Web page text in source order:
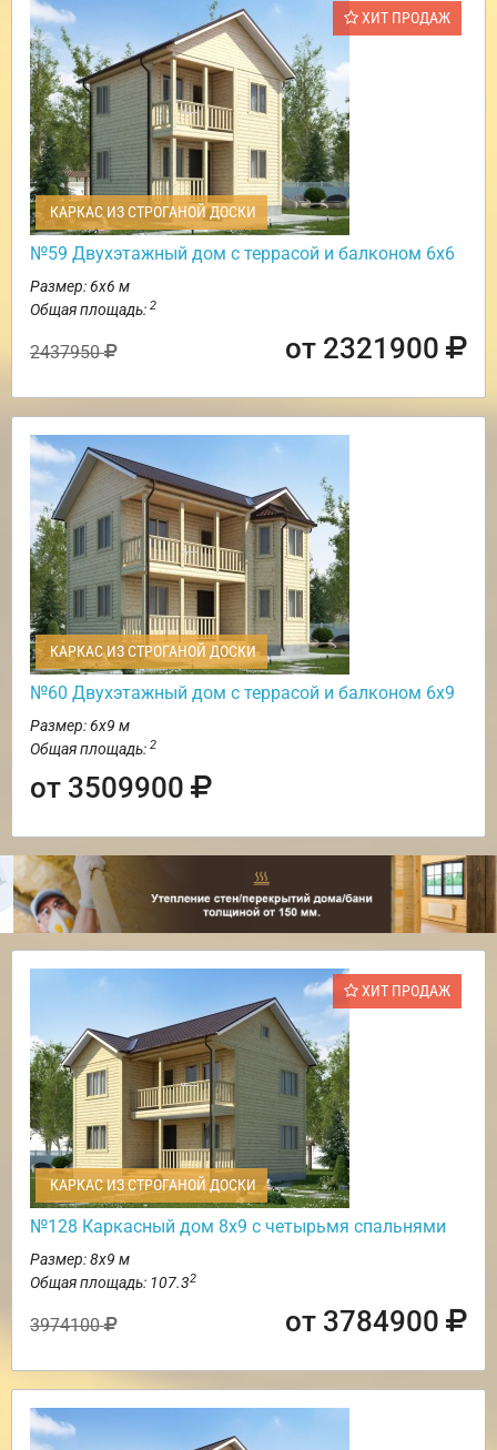
ХИТ ПРОДАЖ
КАРКАС ИЗ СТРОГАНОЙ ДОСКИ
№59 Двухэтажный дом с террасой и балконом 6х6
Размер: 6х6 м
Общая площадь: 2
2437950 от 2321900
КАРКАС ИЗ СТРОГАНОЙ ДОСКИ
№60 Двухэтажный дом с террасой и балконом 6х9
Размер: 6х9 м
Общая площадь: 2
от 3509900
ХИТ ПРОДАЖ
КАРКАС ИЗ СТРОГАНОЙ ДОСКИ
№128 Каркасный дом 8х9 с четырьмя спальнями
Размер: 8х9 м
Общая площадь: 107.32
3974100 от 3784900